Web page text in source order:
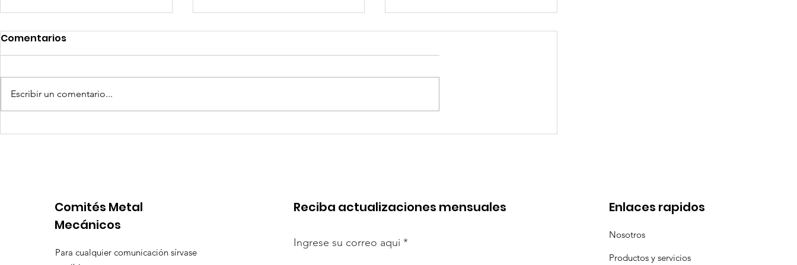
Competencia si: pero en
Expansion de China en
Coca-Cola invertirá mil
Comentarios
Escribir un comentario...
Comités Metal
Mecánicos
Para cualquier comunicación sírvase
Reciba actualizaciones mensuales
Ingrese su correo aqui
Enlaces rapidos
Nosotros
Productos y servicios